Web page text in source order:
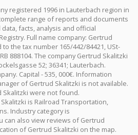
registered 1996 in Lauterbach region in
range of reports and documents
facts, analysis and official
Full name company: Gertrud
the tax number 165/442/84421, USt-
888104. The company Gertrud Skalitzki
52; 36341; Lauterbach.
Capital - 535, 000€. Information
of Gertrud Skalitzki is not available.
Skalitzki were not found.
is Railroad Transportation,
Industry category is
can also view reviews of Gertrud
of Gertrud Skalitzki on the map.